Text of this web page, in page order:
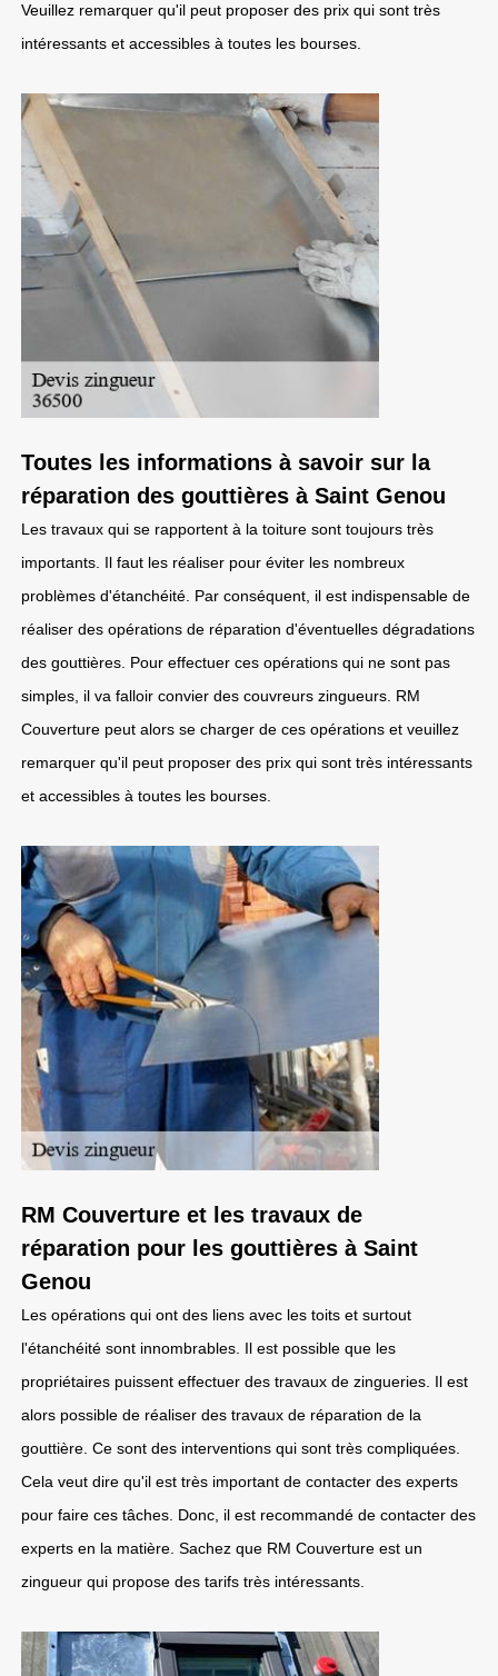
Veuillez remarquer qu'il peut proposer des prix qui sont très
intéressants et accessibles à toutes les bourses.
Toutes les informations à savoir sur la
réparation des gouttières à Saint Genou
Les travaux qui se rapportent à la toiture sont toujours très
importants. Il faut les réaliser pour éviter les nombreux
problèmes d'étanchéité. Par conséquent, il est indispensable de
réaliser des opérations de réparation d'éventuelles dégradations
des gouttières. Pour effectuer ces opérations qui ne sont pas
simples, il va falloir convier des couvreurs zingueurs. RM
Couverture peut alors se charger de ces opérations et veuillez
remarquer qu'il peut proposer des prix qui sont très intéressants
et accessibles à toutes les bourses.
RM Couverture et les travaux de
réparation pour les gouttières à Saint
Genou
Les opérations qui ont des liens avec les toits et surtout
l'étanchéité sont innombrables. Il est possible que les
propriétaires puissent effectuer des travaux de zingueries. Il est
alors possible de réaliser des travaux de réparation de la
gouttière. Ce sont des interventions qui sont très compliquées.
Cela veut dire qu'il est très important de contacter des experts
pour faire ces tâches. Donc, il est recommandé de contacter des
experts en la matière. Sachez que RM Couverture est un
zingueur qui propose des tarifs très intéressants.